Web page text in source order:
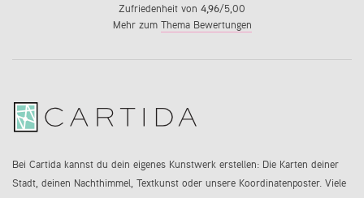
Zufriedenheit von 4,96/5,00
Mehr zum Thema Bewertungen
Bei Cartida kannst du dein eigenes Kunstwerk erstellen: Die Karten deiner
Stadt, deinen Nachthimmel, Textkunst oder unsere Koordinatenposter. Viele